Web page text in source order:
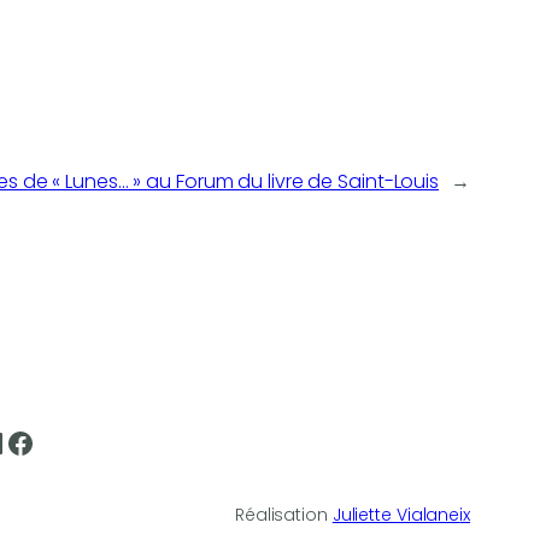
de « Lunes… » au Forum du livre de Saint-Louis →
Facebook
Réalisation Juliette Vialaneix